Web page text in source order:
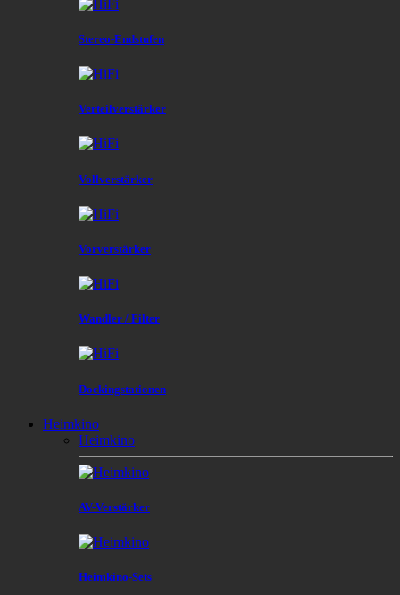
Stereo-Endstufen
Verteilverstärker
Vollverstärker
Vorverstärker
Wandler / Filter
Dockingstationen
Heimkino
Heimkino
AV-Verstärker
Heimkino-Sets